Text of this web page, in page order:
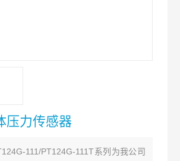
压力传感器
111/PT124G-111T系列为我公司